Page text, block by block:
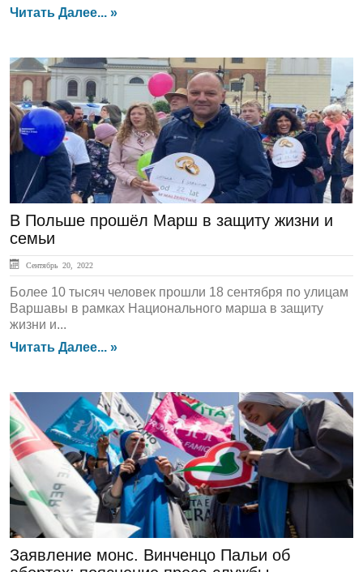
Читать Далее... »
ЛЕНТА НОВОСТЕЙ
В Польше прошёл Марш в защиту жизни и
семьи
Сентябрь 20, 2022
Более 10 тысяч человек прошли 18 сентября по улицам
Варшавы в рамках Национального марша в защиту
жизни и...
Читать Далее... »
ЛЕНТА НОВОСТЕЙ
Заявление монс. Винченцо Пальи об